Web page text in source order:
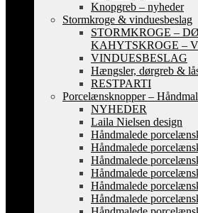
Knopgreb – nyheder
Stormkroge & vinduesbeslag
STORMKROGE –
KAHYTSKROGE –
VINDUESBESLAG
Hængsler, dørgreb &
RESTPARTI
Porcelænsknopper –
NYHEDER
Laila Nielsen design
Håndmalede
Håndmalede
Håndmalede
Håndmalede
Håndmalede
Håndmalede